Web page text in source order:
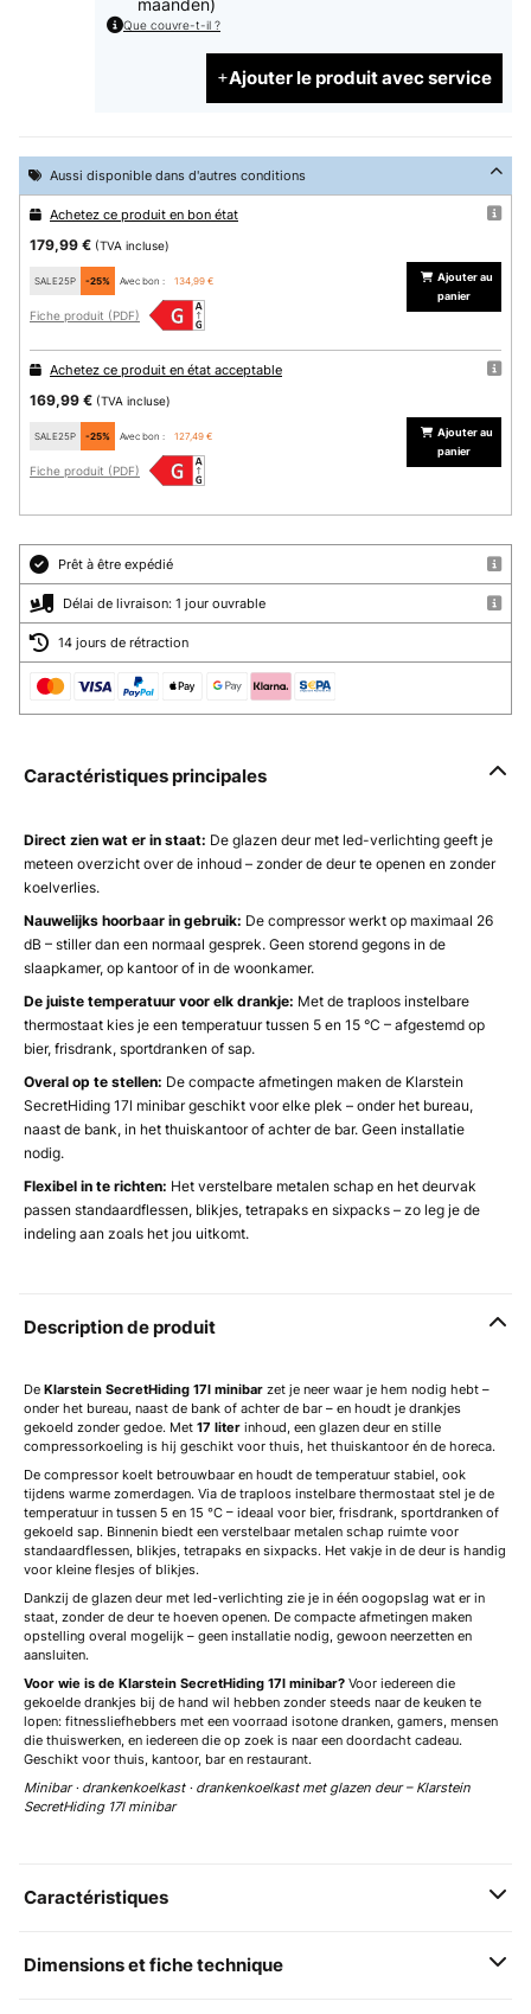
Que couvre-t-il ?
Ajouter le produit avec service
Aussi disponible dans d'autres conditions
Achetez ce produit en bon état
179,99 € (TVA incluse)
SALE25P -25% Avec bon : 134,99 €
Fiche produit (PDF)
Ajouter au
panier
Achetez ce produit en état acceptable
169,99 € (TVA incluse)
SALE25P -25% Avec bon : 127,49 €
Fiche produit (PDF)
Ajouter au
panier
Prêt à être expédié
Délai de livraison: 1 jour ouvrable
14 jours de rétraction
Caractéristiques principales
Direct zien wat er in staat: De glazen deur met led-verlichting geeft je
meteen overzicht over de inhoud – zonder de deur te openen en zonder
koelverlies.
Nauwelijks hoorbaar in gebruik: De compressor werkt op maximaal 26
dB – stiller dan een normaal gesprek. Geen storend gegons in de
slaapkamer, op kantoor of in de woonkamer.
De juiste temperatuur voor elk drankje: Met de traploos instelbare
thermostaat kies je een temperatuur tussen 5 en 15 °C – afgestemd op
bier, frisdrank, sportdranken of sap.
Overal op te stellen: De compacte afmetingen maken de Klarstein
SecretHiding 17l minibar geschikt voor elke plek – onder het bureau,
naast de bank, in het thuiskantoor of achter de bar. Geen installatie
nodig.
Flexibel in te richten: Het verstelbare metalen schap en het deurvak
passen standaardflessen, blikjes, tetrapaks en sixpacks – zo leg je de
indeling aan zoals het jou uitkomt.
Description de produit
De Klarstein SecretHiding 17l minibar zet je neer waar je hem nodig hebt –
onder het bureau, naast de bank of achter de bar – en houdt je drankjes
gekoeld zonder gedoe. Met 17 liter inhoud, een glazen deur en stille
compressorkoeling is hij geschikt voor thuis, het thuiskantoor én de horeca.
De compressor koelt betrouwbaar en houdt de temperatuur stabiel, ook
tijdens warme zomerdagen. Via de traploos instelbare thermostaat stel je de
temperatuur in tussen 5 en 15 °C – ideaal voor bier, frisdrank, sportdranken of
gekoeld sap. Binnenin biedt een verstelbaar metalen schap ruimte voor
standaardflessen, blikjes, tetrapaks en sixpacks. Het vakje in de deur is handig
voor kleine flesjes of blikjes.
Dankzij de glazen deur met led-verlichting zie je in één oogopslag wat er in
staat, zonder de deur te hoeven openen. De compacte afmetingen maken
opstelling overal mogelijk – geen installatie nodig, gewoon neerzetten en
aansluiten.
Voor wie is de Klarstein SecretHiding 17l minibar? Voor iedereen die
gekoelde drankjes bij de hand wil hebben zonder steeds naar de keuken te
lopen: fitnessliefhebbers met een voorraad isotone dranken, gamers, mensen
die thuiswerken, en iedereen die op zoek is naar een doordacht cadeau.
Geschikt voor thuis, kantoor, bar en restaurant.
Minibar · drankenkoelkast · drankenkoelkast met glazen deur – Klarstein
SecretHiding 17l minibar
Caractéristiques
Dimensions et fiche technique